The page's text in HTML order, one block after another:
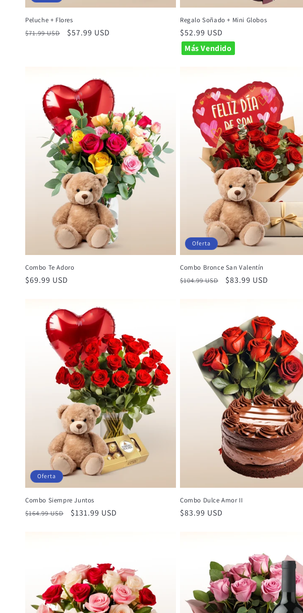
Peluche + Flores
Precio
$71.99 USD
Precio
$57.99 USD
Regalo Soñado + Mini Globos
Precio
habitual
$52.99 USD
Más Vendido
Combo Te Adoro
Precio
$69.99 USD
Oferta
Combo Bronce San Valentín
Precio
$104.99 USD
Precio
$83.99 USD
Oferta
Combo Siempre Juntos
Precio
$164.99 USD
Precio
$131.99 USD
Combo Dulce Amor II
Precio
$83.99 USD